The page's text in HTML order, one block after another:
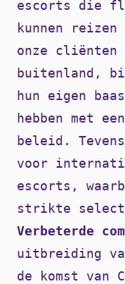
escorts die
kunnen reizen
onze
buitenland,
hun eigen
hebben met
beleid.
voor
escorts,
strikte
Verbeterde
uitbreiding
de komst van